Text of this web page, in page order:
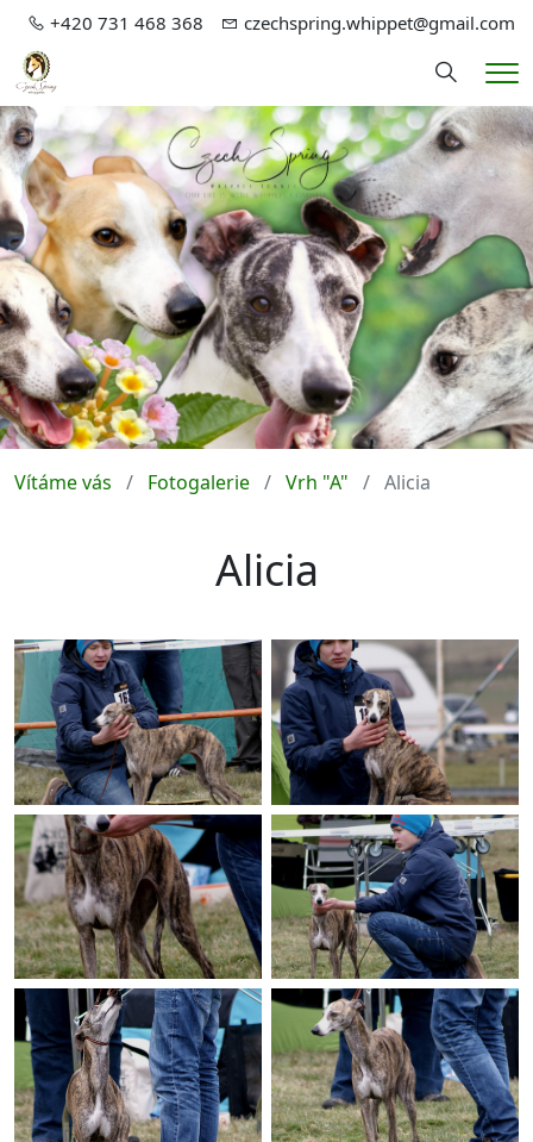
+420 731 468 368 czechspring.whippet@gmail.com
Hledání
Vítáme vás Fotogalerie Vrh "A" Alicia
Alicia